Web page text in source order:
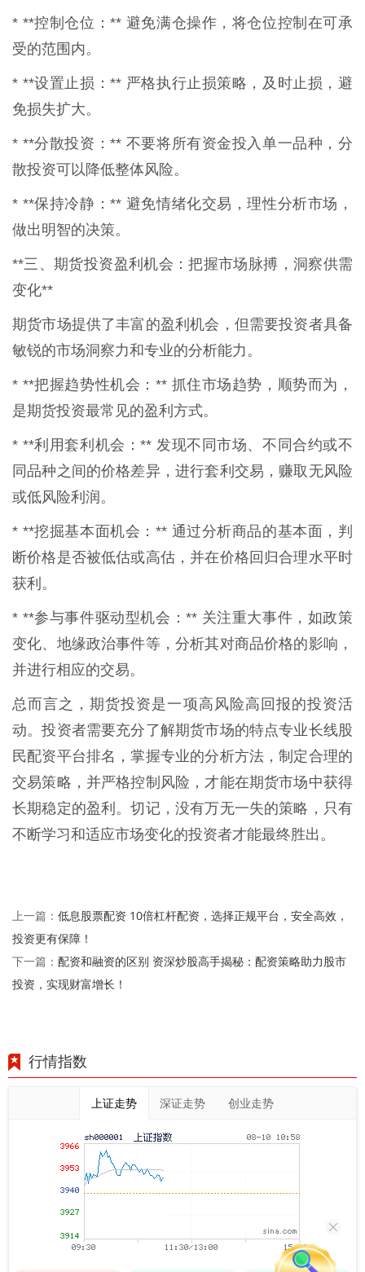
* **控制仓位：** 避免满仓操作，将仓位控制在可承
受的范围内。
* **设置止损：** 严格执行止损策略，及时止损，避
免损失扩大。
* **分散投资：** 不要将所有资金投入单一品种，分
散投资可以降低整体风险。
* **保持冷静：** 避免情绪化交易，理性分析市场，
做出明智的决策。
**三、期货投资盈利机会：把握市场脉搏，洞察供需
变化**
期货市场提供了丰富的盈利机会，但需要投资者具备
敏锐的市场洞察力和专业的分析能力。
* **把握趋势性机会：** 抓住市场趋势，顺势而为，
是期货投资最常见的盈利方式。
* **利用套利机会：** 发现不同市场、不同合约或不
同品种之间的价格差异，进行套利交易，赚取无风险
或低风险利润。
* **挖掘基本面机会：** 通过分析商品的基本面，判
断价格是否被低估或高估，并在价格回归合理水平时
获利。
* **参与事件驱动型机会：** 关注重大事件，如政策
变化、地缘政治事件等，分析其对商品价格的影响，
并进行相应的交易。
总而言之，期货投资是一项高风险高回报的投资活
动。投资者需要充分了解期货市场的特点专业长线股
民配资平台排名，掌握专业的分析方法，制定合理的
交易策略，并严格控制风险，才能在期货市场中获得
长期稳定的盈利。切记，没有万无一失的策略，只有
不断学习和适应市场变化的投资者才能最终胜出。
上一篇： 低息股票配资 10倍杠杆配资，选择正规平台，安全高效，
投资更有保障！
下一篇： 配资和融资的区别 资深炒股高手揭秘：配资策略助力股市
投资，实现财富增长！
行情指数
上证走势 深证走势 创业走势